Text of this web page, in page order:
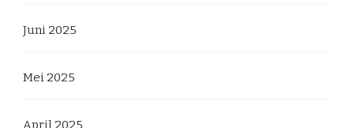
Juni 2025
Mei 2025
April 2025